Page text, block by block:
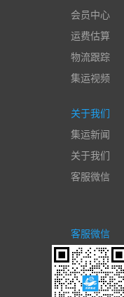
会员中心
运费估算
物流跟踪
集运视频
关于我们
集运新闻
关于我们
客服微信
客服微信